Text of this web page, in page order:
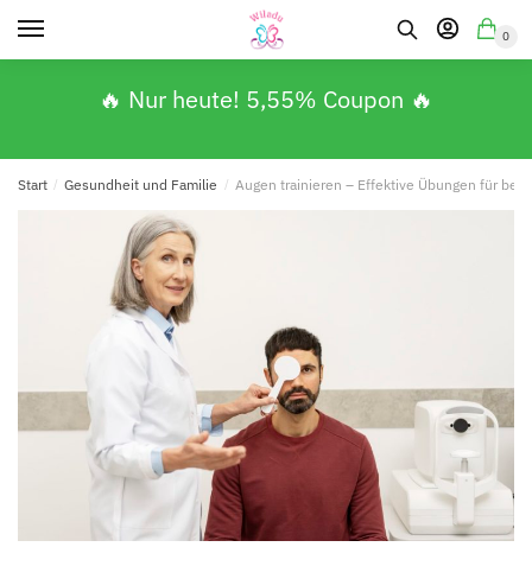
0
🔥 Nur heute! 5,55% Coupon 🔥
Start / Gesundheit und Familie / Augen trainieren – Effektive Übungen für